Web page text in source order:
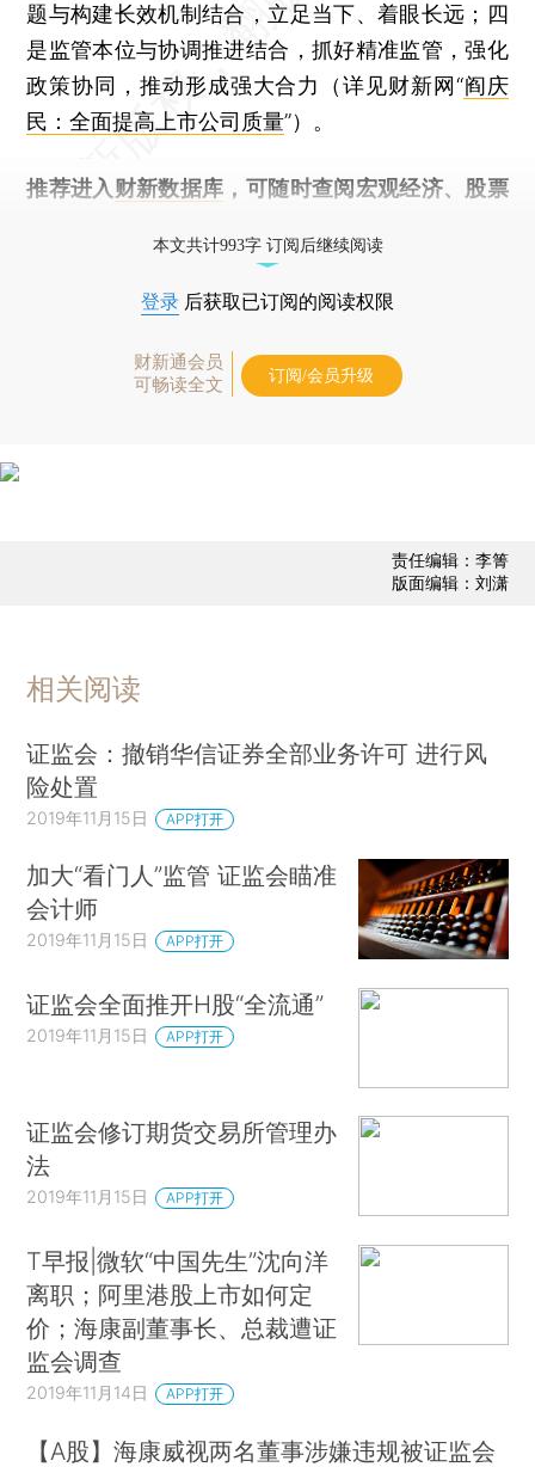
题与构建长效机制结合，立足当下、着眼长远；四
是监管本位与协调推进结合，抓好精准监管，强化
政策协同，推动形成强大合力（详见财新网“阎庆
民：全面提高上市公司质量”）。
推荐进入 财新数据库 ，可随时查阅宏观经济、股票
本文共计993字 订阅后继续阅读
登录 后获取已订阅的阅读权限
财新通会员
可畅读全文
订阅/会员升级
责任编辑：李箐
版面编辑：刘潇
相关阅读
证监会：撤销华信证券全部业务许可 进行风
险处置
2019年11月15日 APP打开
加大“看门人”监管 证监会瞄准
会计师
2019年11月15日 APP打开
证监会全面推开H股“全流通”
2019年11月15日 APP打开
证监会修订期货交易所管理办
法
2019年11月15日 APP打开
T早报|微软“中国先生”沈向洋
离职；阿里港股上市如何定
价；海康副董事长、总裁遭证
监会调查
2019年11月14日 APP打开
【A股】海康威视两名董事涉嫌违规被证监会